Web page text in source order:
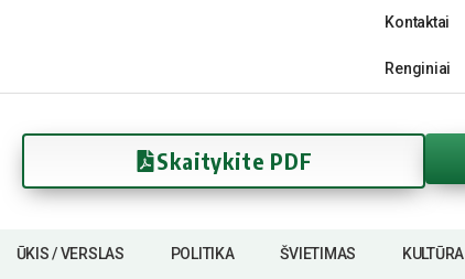
Kontaktai
Renginiai
Skaitykite PDF
ŪKIS / VERSLAS POLITIKA ŠVIETIMAS KULTŪRA